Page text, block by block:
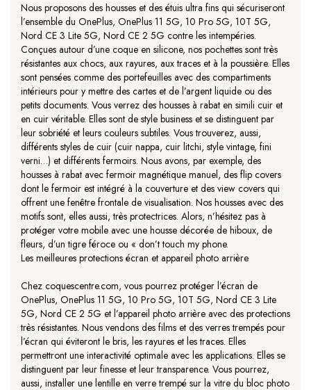
Nous proposons des housses et des étuis ultra fins qui sécuriseront
l’ensemble du OnePlus, OnePlus 11 5G, 10 Pro 5G, 10T 5G,
Nord CE 3 Lite 5G, Nord CE 2 5G contre les intempéries.
Conçues autour d’une coque en silicone, nos pochettes sont très
résistantes aux chocs, aux rayures, aux traces et à la poussière. Elles
sont pensées comme des portefeuilles avec des compartiments
intérieurs pour y mettre des cartes et de l’argent liquide ou des
petits documents. Vous verrez des housses à rabat en simili cuir et
en cuir véritable. Elles sont de style business et se distinguent par
leur sobriété et leurs couleurs subtiles. Vous trouverez, aussi,
différents styles de cuir (cuir nappa, cuir litchi, style vintage, fini
verni…) et différents fermoirs. Nous avons, par exemple, des
housses à rabat avec fermoir magnétique manuel, des flip covers
dont le fermoir est intégré à la couverture et des view covers qui
offrent une fenêtre frontale de visualisation. Nos housses avec des
motifs sont, elles aussi, très protectrices. Alors, n’hésitez pas à
protéger votre mobile avec une housse décorée de hiboux, de
fleurs, d’un tigre féroce ou « don’t touch my phone.
Les meilleures protections écran et appareil photo arrière
Chez coquescentre.com, vous pourrez protéger l’écran de
OnePlus, OnePlus 11 5G, 10 Pro 5G, 10T 5G, Nord CE 3 Lite
5G, Nord CE 2 5G et l’appareil photo arrière avec des protections
très résistantes. Nous vendons des films et des verres trempés pour
l’écran qui éviteront le bris, les rayures et les traces. Elles
permettront une interactivité optimale avec les applications. Elles se
distinguent par leur finesse et leur transparence. Vous pourrez,
aussi, installer une lentille en verre trempé sur la vitre du bloc photo